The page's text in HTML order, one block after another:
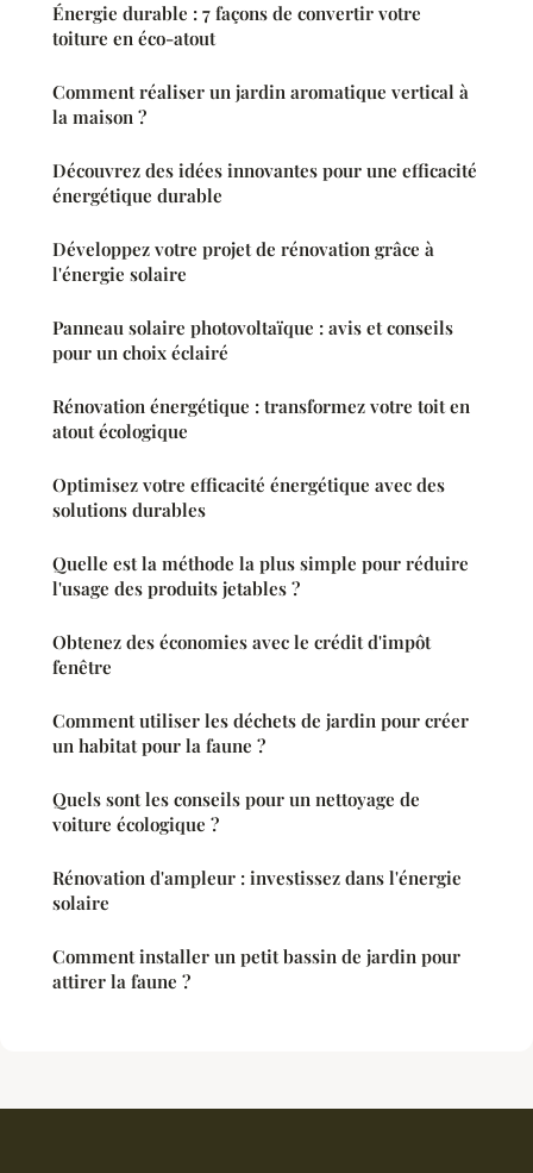
Énergie durable : 7 façons de convertir votre
toiture en éco-atout
Comment réaliser un jardin aromatique vertical à
la maison ?
Découvrez des idées innovantes pour une efficacité
énergétique durable
Développez votre projet de rénovation grâce à
l'énergie solaire
Panneau solaire photovoltaïque : avis et conseils
pour un choix éclairé
Rénovation énergétique : transformez votre toit en
atout écologique
Optimisez votre efficacité énergétique avec des
solutions durables
Quelle est la méthode la plus simple pour réduire
l'usage des produits jetables ?
Obtenez des économies avec le crédit d'impôt
fenêtre
Comment utiliser les déchets de jardin pour créer
un habitat pour la faune ?
Quels sont les conseils pour un nettoyage de
voiture écologique ?
Rénovation d'ampleur : investissez dans l'énergie
solaire
Comment installer un petit bassin de jardin pour
attirer la faune ?